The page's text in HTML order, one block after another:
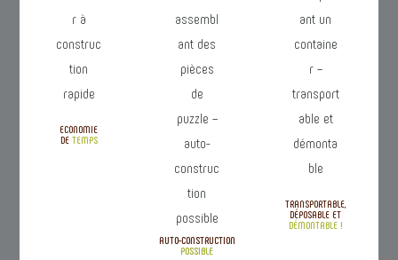
ECONOMIE
DE TEMPS
AUTO-CONSTRUCTION
POSSIBLE
TRANSPORTABLE,
DÉPOSABLE ET
DÉMONTABLE !